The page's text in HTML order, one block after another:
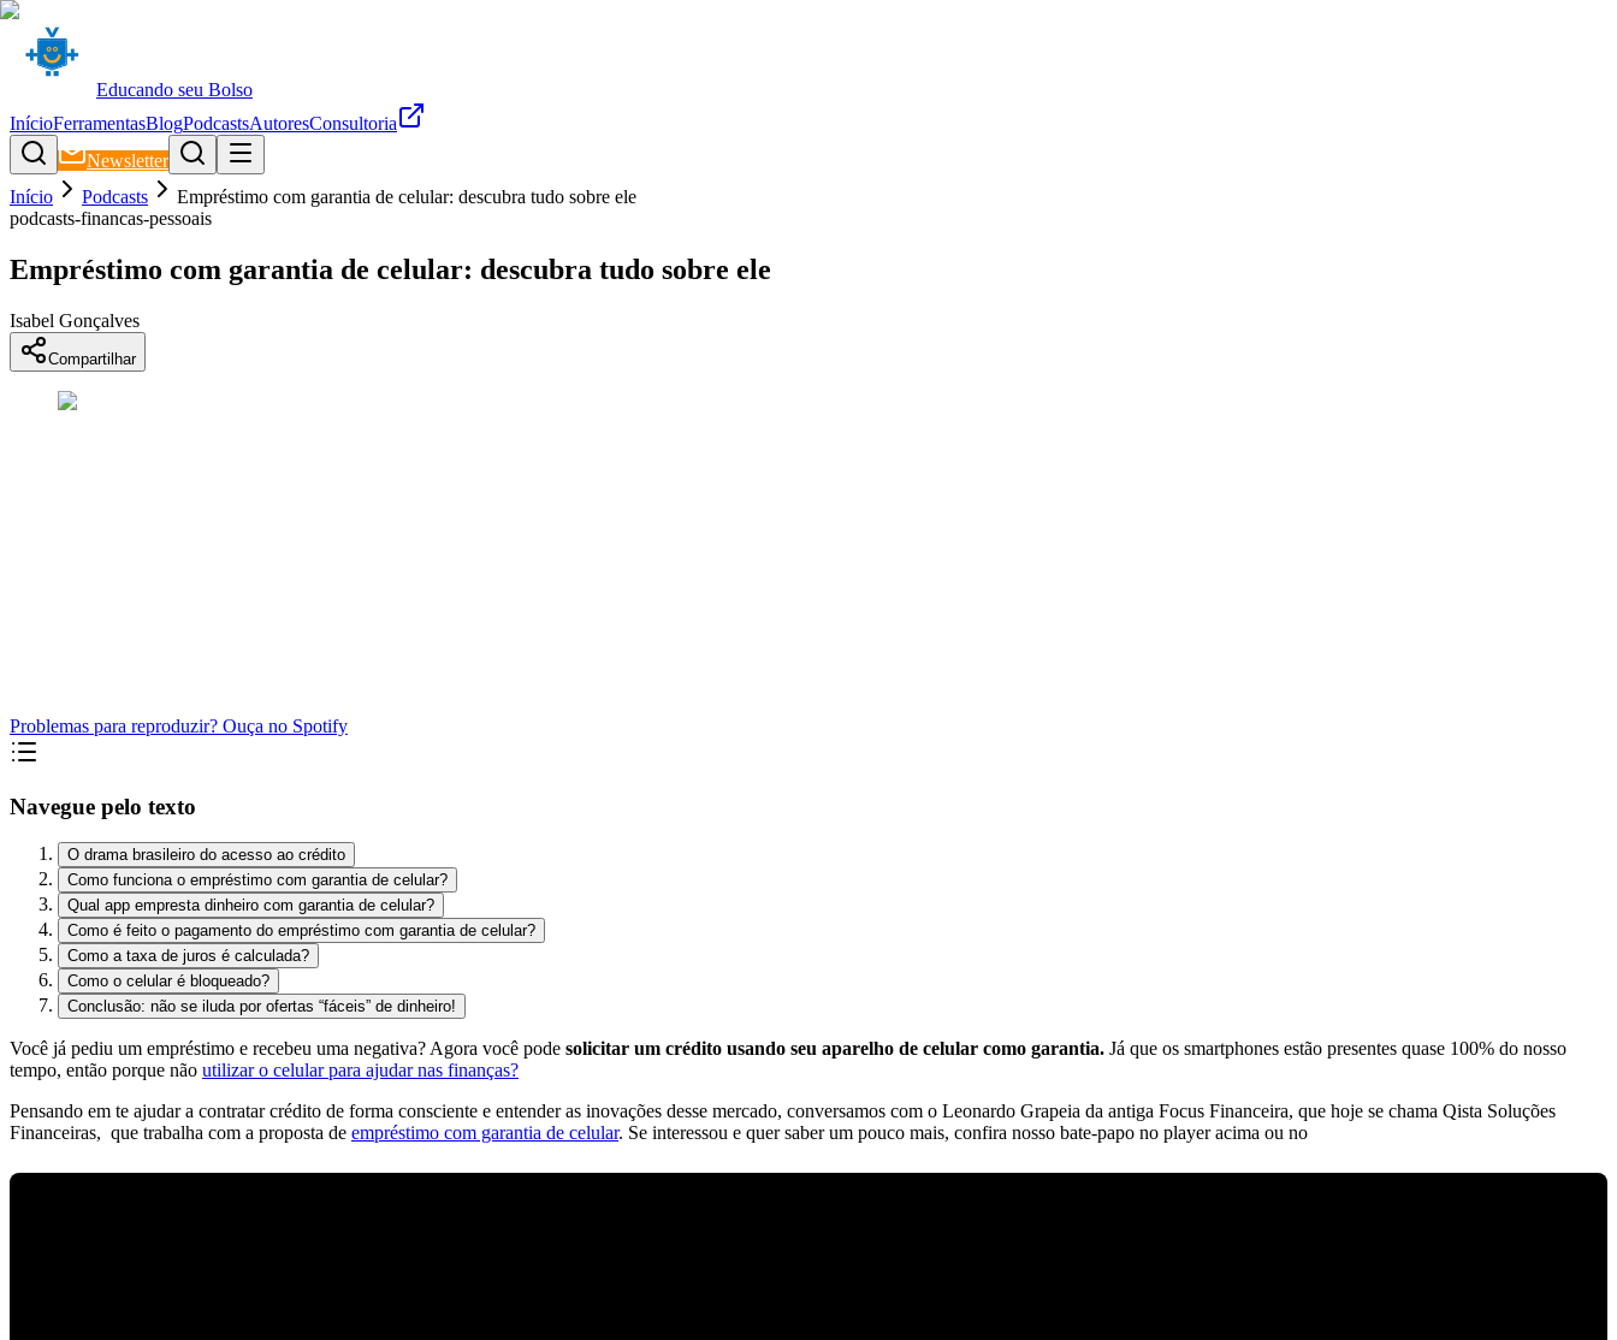
Educando seu Bolso
InícioFerramentasBlogPodcastsAutoresConsultoria
Newsletter
Início
Podcasts
Empréstimo com garantia de celular: descubra tudo sobre ele
podcasts-financas-pessoais
Empréstimo com garantia de celular: descubra tudo sobre ele
Isabel Gonçalves
Compartilhar
Problemas para reproduzir? Ouça no Spotify
Navegue pelo texto
O drama brasileiro do acesso ao crédito
Como funciona o empréstimo com garantia de celular?
Qual app empresta dinheiro com garantia de celular?
Como é feito o pagamento do empréstimo com garantia de celular?
Como a taxa de juros é calculada?
Como o celular é bloqueado?
Conclusão: não se iluda por ofertas “fáceis” de dinheiro!
Você já pediu um empréstimo e recebeu uma negativa? Agora você pode solicitar um crédito usando seu aparelho de celular como garantia. Já que os smartphones estão presentes quase 100% do nosso
tempo, então porque não utilizar o celular para ajudar nas finanças?
Pensando em te ajudar a contratar crédito de forma consciente e entender as inovações desse mercado, conversamos com o Leonardo Grapeia da antiga Focus Financeira, que hoje se chama Qista Soluções
Financeiras, que trabalha com a proposta de empréstimo com garantia de celular. Se interessou e quer saber um pouco mais, confira nosso bate-papo no player acima ou no